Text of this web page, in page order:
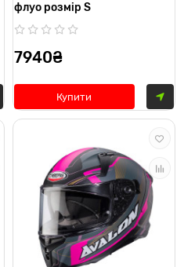
флуо розмір S
7940₴
Купити